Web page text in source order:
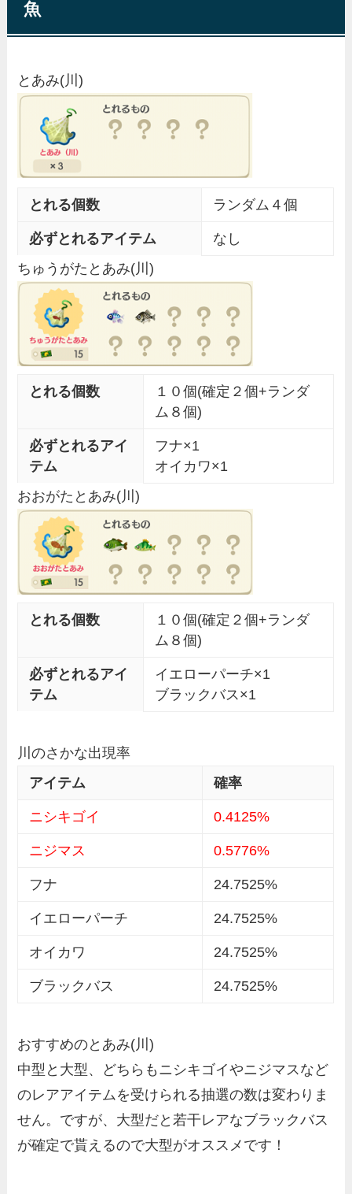
魚
とあみ(川)
とれる個数 ランダム４個
必ずとれるアイテム
なし
ちゅうがたとあみ(川)
とれる個数
１０個(確定２個+ランダ
ム８個)
必ずとれるアイ
テム
フナ×1
オイカワ×1
おおがたとあみ(川)
とれる個数
１０個(確定２個+ランダ
ム８個)
必ずとれるアイ
テム
イエローパーチ×1
ブラックバス×1
川のさかな出現率
アイテム
確率
ニシキゴイ 0.4125%
ニジマス 0.5776%
フナ 24.7525%
イエローパーチ 24.7525%
オイカワ 24.7525%
ブラックバス 24.7525%
おすすめのとあみ(川)
中型と大型、どちらもニシキゴイやニジマスなど
のレアアイテムを受けられる抽選の数は変わりま
せん。ですが、大型だと若干レアなブラックバス
が確定で貰えるので大型がオススメです！